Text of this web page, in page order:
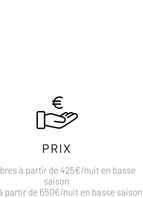
PRIX
à partir de 425€/nuit en basse
saison
partir de 650€/nuit en basse saison